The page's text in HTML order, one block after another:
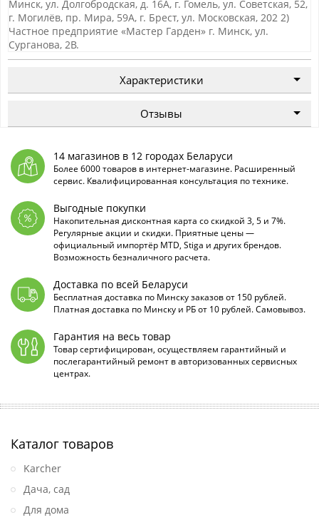
Минск, ул. Долгобродская, д. 16А, г. Гомель, ул. Советская, 52,
г. Могилёв, пр. Мира, 59А, г. Брест, ул. Московская, 202 2)
Частное предприятие «Мастер Гарден» г. Минск, ул.
Сурганова, 2В.
Характеристики
Отзывы
14 магазинов в 12 городах Беларуси
Более 6000 товаров в интернет-магазине. Расширенный
сервис. Квалифицированная консультация по технике.
Выгодные покупки
Накопительная дисконтная карта со скидкой 3, 5 и 7%.
Регулярные акции и скидки. Приятные цены —
официальный импортёр MTD, Stiga и других брендов.
Возможность безналичного расчета.
Доставка по всей Беларуси
Бесплатная доставка по Минску заказов от 150 рублей.
Платная доставка по Минску и РБ от 10 рублей. Самовывоз.
Гарантия на весь товар
Товар сертифицирован, осуществляем гарантийный и
послегарантийный ремонт в авторизованных сервисных
центрах.
Каталог товаров
Karcher
Дача, сад
Для дома